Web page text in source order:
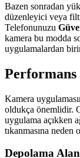
Bazen sonradan
düzenleyici veya
Telefonunuzu
kamera bu modda
uygulamalardan
Kamera
oldukça önemlidir.
uygulama açıkken
tıkanmasına neden
Depolama